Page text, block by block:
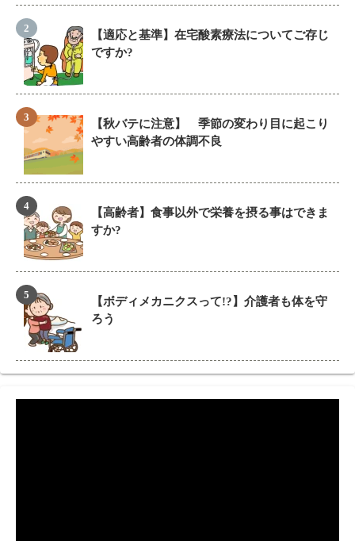
【適応と基準】在宅酸素療法についてご存じ
ですか?
【秋バテに注意】 季節の変わり目に起こり
やすい高齢者の体調不良
【高齢者】食事以外で栄養を摂る事はできま
すか?
【ボディメカニクスって!?】介護者も体を守
ろう